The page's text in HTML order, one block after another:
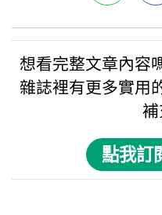
想看完整文章內容
雜誌裡有更多實用
補
點我訂